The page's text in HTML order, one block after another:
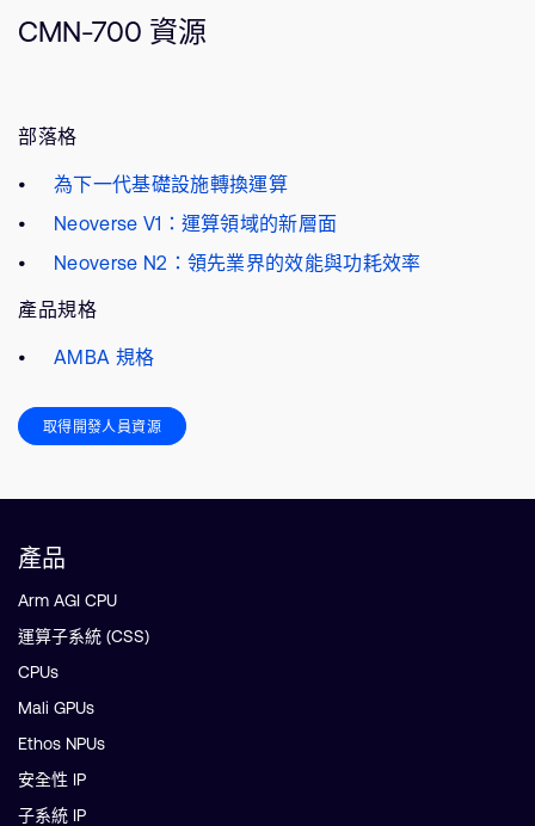
CMN-700 資源
部落格
為下一代基礎設施轉換運算
Neoverse V1：運算領域的新層面
Neoverse N2：領先業界的效能與功耗效率
產品規格
AMBA 規格
取得開發人員資源
產品
Arm AGI CPU
運算子系統 (CSS)
CPUs
Mali GPUs
Ethos NPUs
安全性 IP
子系統 IP